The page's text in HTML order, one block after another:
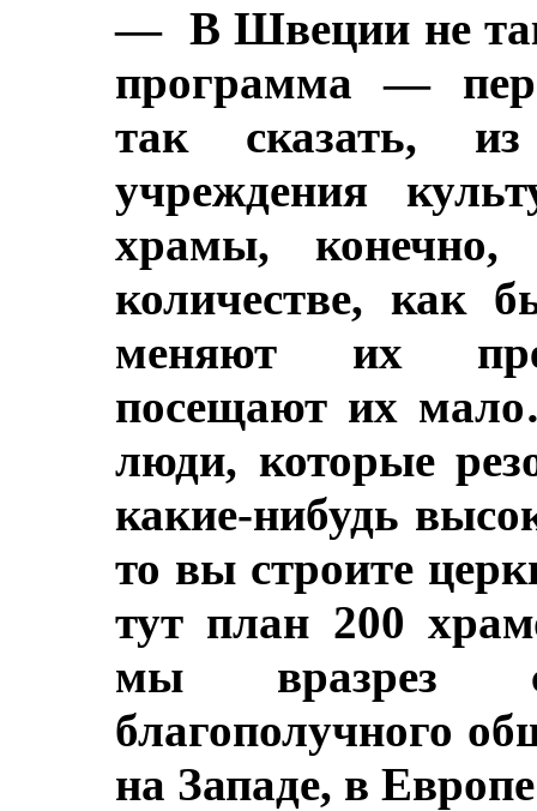
— В Швеции не
программа —
так сказать,
учреждения
храмы,
количестве, как
меняют их
посещают их
люди, которые
какие-нибудь
то вы строите
тут план 200
мы вразрез
благополучного
на Западе, в